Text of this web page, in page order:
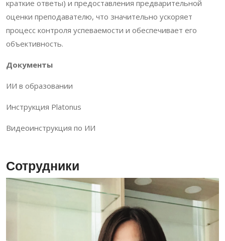
краткие ответы) и предоставления предварительной
оценки преподавателю, что значительно ускоряет
процесс контроля успеваемости и обеспечивает его
объективность.
Документы
ИИ в образовании
Инструкция Platonus
Видеоинструкция по ИИ
Сотрудники